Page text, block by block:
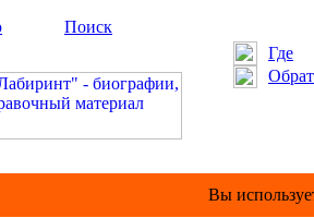
Поиск
Где
Вы